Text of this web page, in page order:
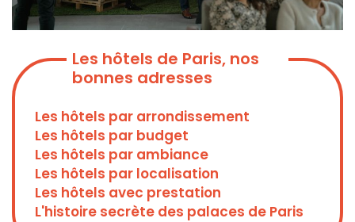
Les hôtels de Paris, nos
bonnes adresses
Les hôtels par arrondissement
Les hôtels par budget
Les hôtels par ambiance
Les hôtels par localisation
Les hôtels avec prestation
L'histoire secrète des palaces de Paris